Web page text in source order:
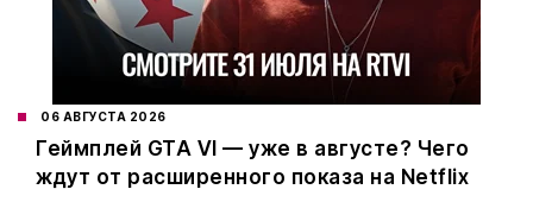
06 АВГУСТА 2026
Геймплей GTA VI — уже в августе? Чего
ждут от расширенного показа на Netflix